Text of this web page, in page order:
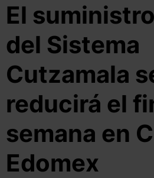
El
del Sistema
Cutzamala
reducirá el
semana en
Edomex